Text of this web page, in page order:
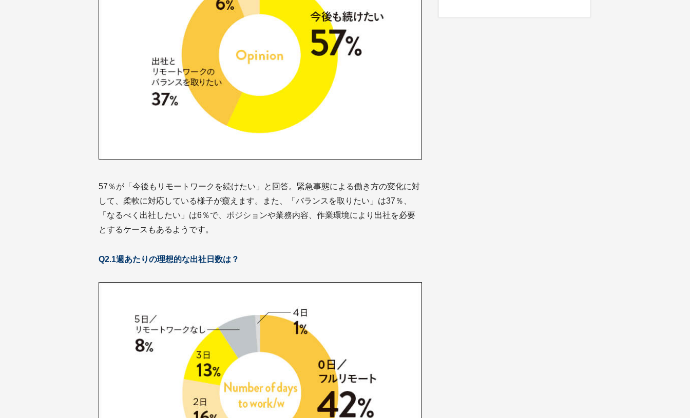
57％が「今後もリモートワークを続けたい」と回答。緊急事態による働き方の変化に対
して、柔軟に対応している様子が窺えます。また、「バランスを取りたい」は37％、
「なるべく出社したい」は6％で、ポジションや業務内容、作業環境により出社を必要
とするケースもあるようです。
Q2.1週あたりの理想的な出社日数は？